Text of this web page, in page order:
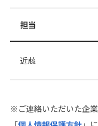
担当
近藤
※ご連絡いただいた企